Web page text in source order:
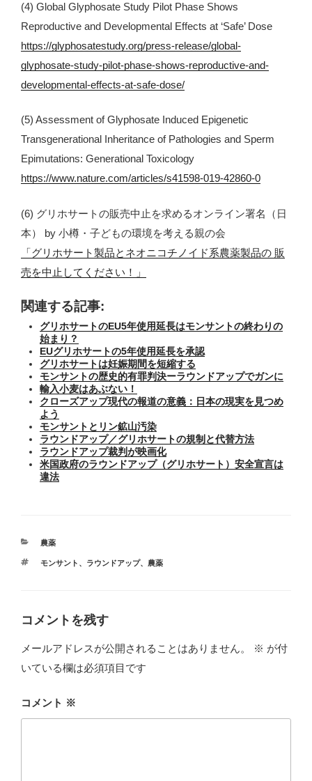
(4) Global Glyphosate Study Pilot Phase Shows
Reproductive and Developmental Effects at ‘Safe’ Dose
https://glyphosatestudy.org/press-release/global-
glyphosate-study-pilot-phase-shows-reproductive-and-
developmental-effects-at-safe-dose/
(5) Assessment of Glyphosate Induced Epigenetic
Transgenerational Inheritance of Pathologies and Sperm
Epimutations: Generational Toxicology
https://www.nature.com/articles/s41598-019-42860-0
(6) グリホサートの販売中止を求めるオンライン署名（日
本） by 小樽・子どもの環境を考える親の会
「グリホサート製品とネオニコチノイド系農薬製品の 販
売を中止してください！」
関連する記事:
グリホサートのEU5年使用延長はモンサントの終わりの
始まり？
EUグリホサートの5年使用延長を承認
グリホサートは妊娠期間を短縮する
モンサントの歴史的有罪判決ーラウンドアップでガンに
輸入小麦はあぶない！
クローズアップ現代の報道の意義：日本の現実を見つめ
よう
モンサントとリン鉱山汚染
ラウンドアップ／グリホサートの規制と代替方法
ラウンドアップ裁判が映画化
米国政府のラウンドアップ（グリホサート）安全宣言は
違法
カ
ゴ
農薬
タ
モンサント 、 ラウンドアップ、 農薬
コメントを残す
メールアドレスが公開されることはありません。 ※ が付
いている欄は必須項目です
コメント ※